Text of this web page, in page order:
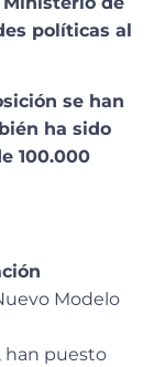
políticas al
se han
ha sido
100.000
Modelo
han puesto